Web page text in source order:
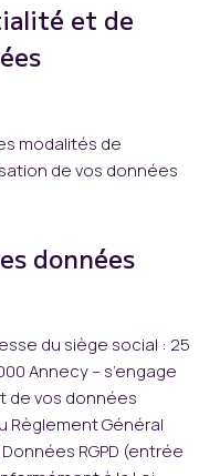
et de
modalités de
de vos données
données
du siège social : 25
Annecy – s’engage
de vos données
Règlement Général
RGPD (entrée